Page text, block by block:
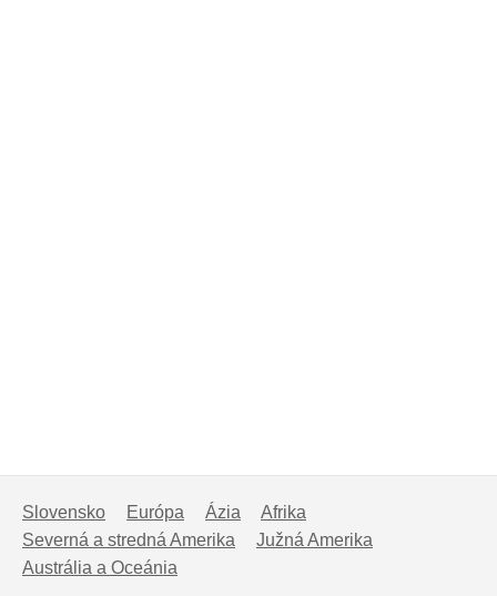
Slovensko Európa Ázia
Afrika
Severná a stredná Amerika
Južná Amerika
Austrália a Oceánia